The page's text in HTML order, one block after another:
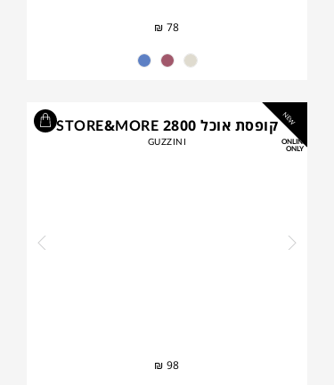
₪ 78
ONLINE
ONLY
NEW קופסת אוכל STORE&MORE 2800
GUZZINI
₪ 98